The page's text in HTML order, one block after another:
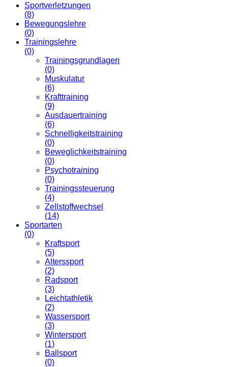
Sportverletzungen
(8)
Bewegungslehre
(0)
Trainingslehre
(0)
Trainingsgrundlagen
(0)
Muskulatur
(6)
Krafttraining
(9)
Ausdauertraining
(6)
Schnelligkeitstraining
(0)
Beweglichkeitstraining
(0)
Psychotraining
(0)
Trainingssteuerung
(4)
Zellstoffwechsel
(14)
Sportarten
(0)
Kraftsport
(5)
Alterssport
(2)
Radsport
(3)
Leichtathletik
(2)
Wassersport
(3)
Wintersport
(1)
Ballsport
(0)